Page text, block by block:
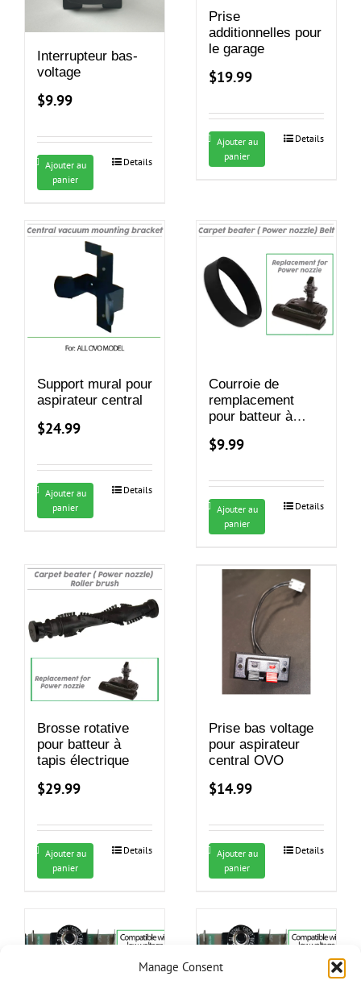
Manage Consent
Interrupteur bas-
voltage
$9.99
Ajouter au
panier
Details
Prise
additionnelles pour
le garage
$19.99
Ajouter au
panier
Details
Support mural pour
aspirateur central
$24.99
Ajouter au
panier
Details
Courroie de
remplacement
pour batteur à
$9.99
Ajouter au
panier
Details
Brosse rotative
pour batteur à
tapis électrique
$29.99
Ajouter au
panier
Details
Prise bas voltage
pour aspirateur
central OVO
$14.99
Ajouter au
panier
Details